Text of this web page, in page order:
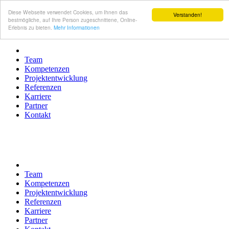
Verstanden!
Diese Webseite verwendet Cookies, um Ihnen das
bestmögliche, auf Ihre Person zugeschnittene, Online-
Erlebnis zu bieten. Mehr Informationen
Team
Kompetenzen
Projektentwicklung
Referenzen
Karriere
Partner
Kontakt
Team
Kompetenzen
Projektentwicklung
Referenzen
Karriere
Partner